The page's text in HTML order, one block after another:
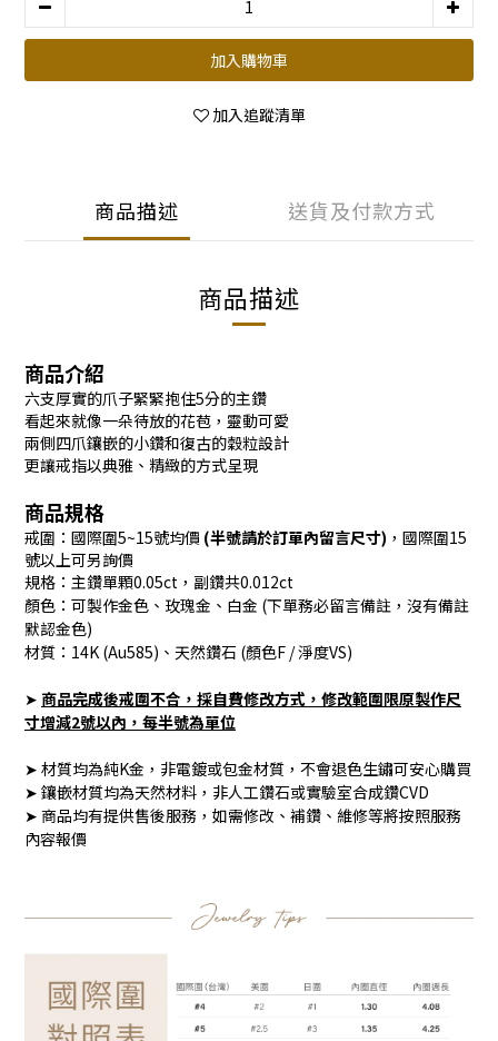
加入購物車
加入追蹤清單
商品描述 送貨及付款方式
商品描述
商品介紹
六支厚實的爪子緊緊抱住5分的主鑽
看起來就像一朵待放的花苞，靈動可愛
兩側四爪鑲嵌的小鑽和復古的穀粒設計
更讓戒指以典雅、精緻的方式呈現
商品規格
戒圍：國際圍5~15號均價 (半號請於訂單內留言尺寸) ，國際圍15
號以上可另詢價
規格：主鑽單顆0.05ct，副鑽共0.012ct
顏色：可製作金色、玫瑰金、白金 (下單務必留言備註，沒有備註
默認金色)
材質：14K (Au585)、天然鑽石 (顏色F / 淨度VS)
➤ 商品完成後戒圍不合，採自費修改方式 ，修改範圍限原製作尺
寸增減2號以內，每半號為單位
➤ 材質均為純K金，非電鍍或包金材質，不會退色生鏽可安心購買
➤ 鑲嵌材質均為天然材料，非人工鑽石或實驗室合成鑽CVD
➤ 商品均有提供售後服務，如需修改、補鑽、維修等將按照服務
內容報價